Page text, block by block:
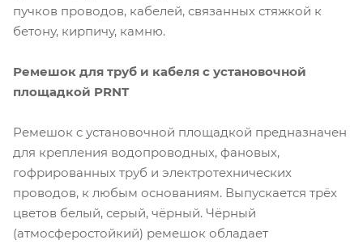
пучков проводов, кабелей, связанных стяжкой к
бетону, кирпичу, камню.
Ремешок для труб и кабеля с установочной
площадкой PRNT
Ремешок c установочной площадкой предназначен
для крепления водопроводных, фановых,
гофрированных труб и электротехнических
проводов, к любым основаниям. Выпускается трёх
цветов белый, серый, чёрный. Чёрный
(атмосферостойкий) ремешок обладает